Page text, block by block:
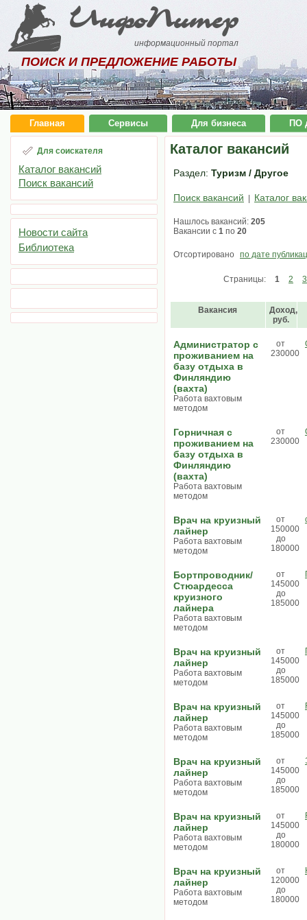
ИнфоПитер
информационный портал
ПОИСК И ПРЕДЛОЖЕНИЕ РАБОТЫ
Главная Сервисы Для бизнеса ПО
Для соискателя
Каталог вакансий
Поиск вакансий
Новости сайта
Библиотека
Каталог вакансий
Раздел: Туризм / Другое
Поиск вакансий Каталог
Нашлось вакансий: 205
Вакансии с 1 по 20
Отсортировано по дате
Страницы: 1 2 3
Вакансия
Доход,
руб.
Администратор с
проживанием на
базу отдыха в
Финляндию
(вахта)
Работа вахтовым
методом
от
230000
Горничная с
проживанием на
базу отдыха в
Финляндию
(вахта)
Работа вахтовым
методом
от
230000
Врач на круизный
лайнер
Работа вахтовым
методом
от
150000
до
180000
Бортпроводник/
Стюардесса
круизного
лайнера
Работа вахтовым
методом
от
145000
до
185000
Врач на круизный
лайнер
Работа вахтовым
методом
от
145000
до
185000
Врач на круизный
лайнер
Работа вахтовым
методом
от
145000
до
185000
Врач на круизный
лайнер
Работа вахтовым
методом
от
145000
до
185000
Врач на круизный
лайнер
Работа вахтовым
методом
от
145000
до
180000
Врач на круизный
лайнер
Работа вахтовым
методом
от
120000
до
180000